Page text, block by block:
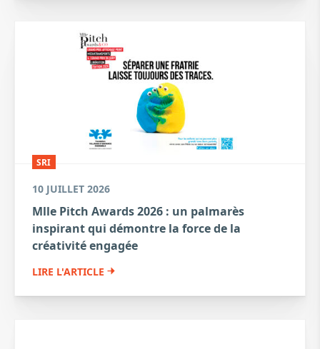
SRI
10 JUILLET 2026
Mlle Pitch Awards 2026 : un palmarès
inspirant qui démontre la force de la
créativité engagée
LIRE L'ARTICLE